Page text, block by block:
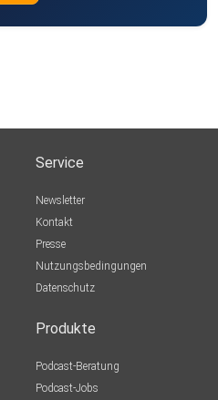
Service
Newsletter
Kontakt
Presse
Nutzungsbedingungen
Datenschutz
Produkte
Podcast-Beratung
Podcast-Jobs